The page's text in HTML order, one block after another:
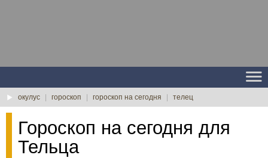
окулус гороскоп гороскоп на сегодня телец
Гороскоп на сегодня для
Тельца